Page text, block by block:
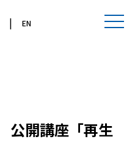
EN
公開講座「再生